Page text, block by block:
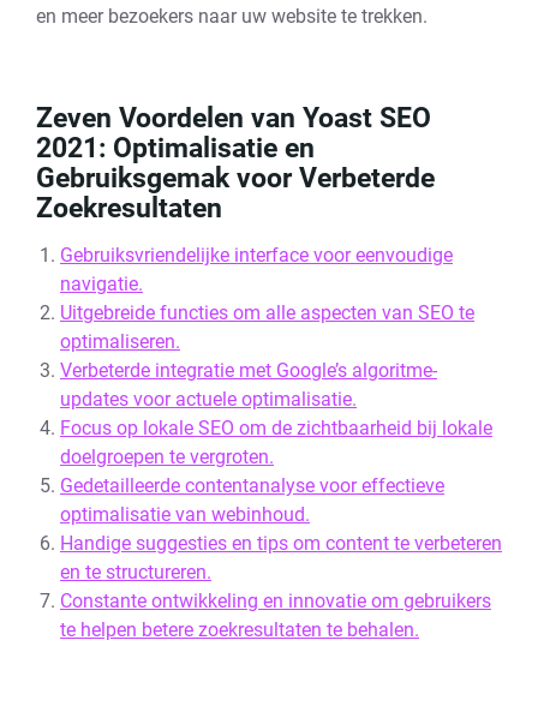
en meer bezoekers naar uw website te trekken.
Zeven Voordelen van Yoast SEO
2021: Optimalisatie en
Gebruiksgemak voor Verbeterde
Zoekresultaten
Gebruiksvriendelijke interface voor eenvoudige
navigatie.
Uitgebreide functies om alle aspecten van SEO te
optimaliseren.
Verbeterde integratie met Google’s algoritme-
updates voor actuele optimalisatie.
Focus op lokale SEO om de zichtbaarheid bij lokale
doelgroepen te vergroten.
Gedetailleerde contentanalyse voor effectieve
optimalisatie van webinhoud.
Handige suggesties en tips om content te verbeteren
en te structureren.
Constante ontwikkeling en innovatie om gebruikers
te helpen betere zoekresultaten te behalen.